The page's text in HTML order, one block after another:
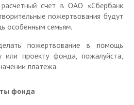
счет в ОАО «Сбербанк
пожертвования будут
особенным семьям.
пожертвование в помощь
или проекту фонда, пожалуйста,
платежа.
фонда